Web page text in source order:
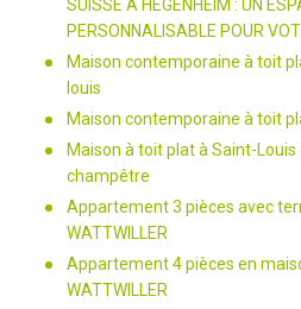
SUISSE À HÉGENHEIM : UN
PERSONNALISABLE POUR
Maison contemporaine à toit
louis
Maison contemporaine à toit
Maison à toit plat à Saint-Louis
champêtre
Appartement 3 pièces avec
WATTWILLER
Appartement 4 pièces en
WATTWILLER